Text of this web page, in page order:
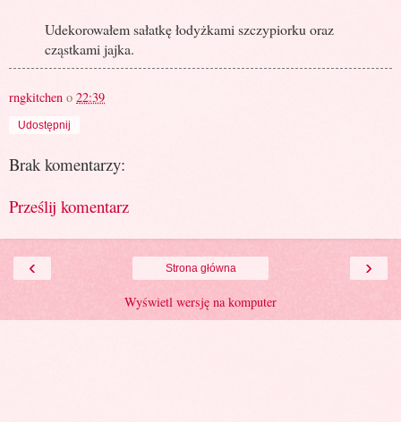
Udekorowałem sałatkę łodyżkami szczypiorku oraz
cząstkami jajka.
rngkitchen o 22:39
Udostępnij
Brak komentarzy:
Prześlij komentarz
‹ ›
Strona główna
Wyświetl wersję na komputer